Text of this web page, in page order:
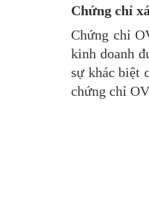
Chứng chỉ
Chứng chỉ
kinh doanh
sự khác biệt
chứng chỉ